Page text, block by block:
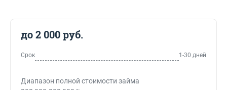
до 2 000 руб.
Срок 1-30 дней
Диапазон полной стоимости займа